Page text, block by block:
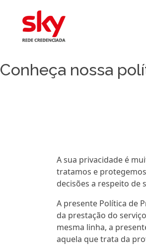
Política de
Conheça nossa
A sua privacidade é
tratamos e
decisões a respeito de
A presente Política de
da prestação do
mesma linha, a
aquela que trata da